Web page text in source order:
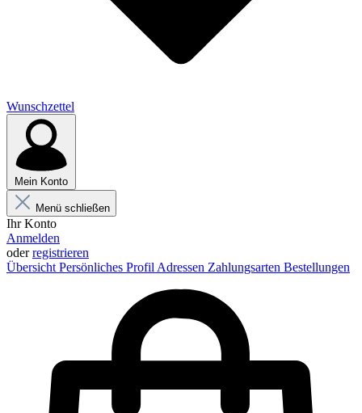
Wunschzettel
Mein Konto
Menü schließen
Ihr Konto
Anmelden
oderregistrieren
Übersicht Persönliches Profil Adressen Zahlungsarten Bestellungen